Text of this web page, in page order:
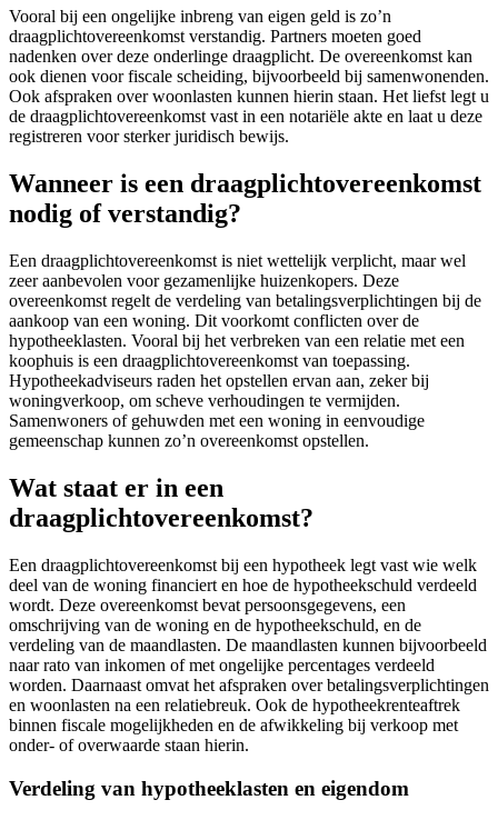
Vooral bij een ongelijke inbreng van eigen geld is zo’n
draagplichtovereenkomst verstandig. Partners moeten goed
nadenken over deze onderlinge draagplicht. De overeenkomst kan
ook dienen voor fiscale scheiding, bijvoorbeeld bij samenwonenden.
Ook afspraken over woonlasten kunnen hierin staan. Het liefst legt u
de draagplichtovereenkomst vast in een notariële akte en laat u deze
registreren voor sterker juridisch bewijs.
Wanneer is een draagplichtovereenkomst
nodig of verstandig?
Een draagplichtovereenkomst is niet wettelijk verplicht, maar wel
zeer aanbevolen voor gezamenlijke huizenkopers. Deze
overeenkomst regelt de verdeling van betalingsverplichtingen bij de
aankoop van een woning. Dit voorkomt conflicten over de
hypotheeklasten. Vooral bij het verbreken van een relatie met een
koophuis is een draagplichtovereenkomst van toepassing.
Hypotheekadviseurs raden het opstellen ervan aan, zeker bij
woningverkoop, om scheve verhoudingen te vermijden.
Samenwoners of gehuwden met een woning in eenvoudige
gemeenschap kunnen zo’n overeenkomst opstellen.
Wat staat er in een
draagplichtovereenkomst?
Een draagplichtovereenkomst bij een hypotheek legt vast wie welk
deel van de woning financiert en hoe de hypotheekschuld verdeeld
wordt. Deze overeenkomst bevat persoonsgegevens, een
omschrijving van de woning en de hypotheekschuld, en de
verdeling van de maandlasten. De maandlasten kunnen bijvoorbeeld
naar rato van inkomen of met ongelijke percentages verdeeld
worden. Daarnaast omvat het afspraken over betalingsverplichtingen
en woonlasten na een relatiebreuk. Ook de hypotheekrenteaftrek
binnen fiscale mogelijkheden en de afwikkeling bij verkoop met
onder- of overwaarde staan hierin.
Verdeling van hypotheeklasten en eigendom